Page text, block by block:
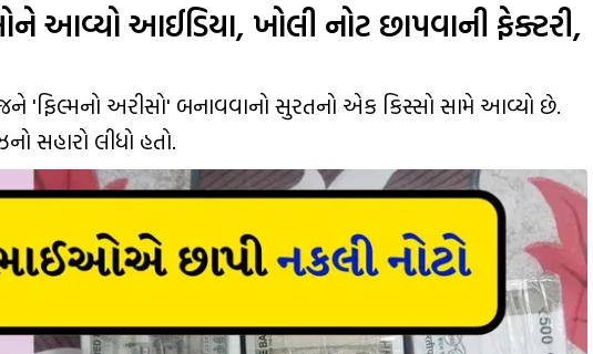
આવ્યો આઈડિયા, ખોલી નોટ છાપવાની ફેક્ટરી,
'ફિલ્મનો અરીસો' બનાવવાનો સુરતનો એક કિસ્સો સામે આવ્યો છે.
સહારો લીધો હતો.